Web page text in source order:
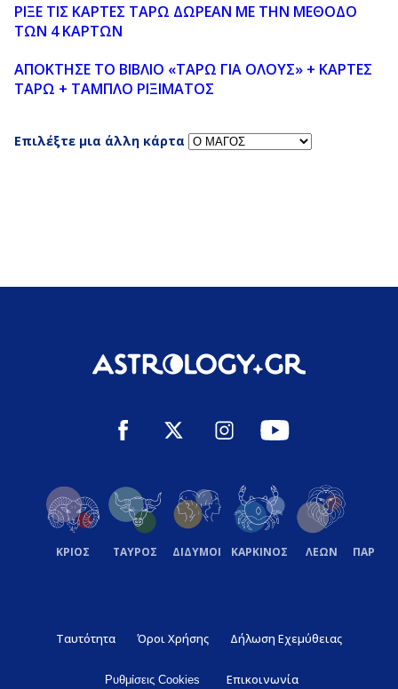
ΡΙΞΕ ΤΙΣ ΚΑΡΤΕΣ ΤΑΡΩ ΔΩΡΕΑΝ ΜΕ ΤΗΝ ΜΕΘΟΔΟ
ΤΩΝ 4 ΚΑΡΤΩΝ
ΑΠΟΚΤΗΣΕ ΤΟ ΒΙΒΛΙΟ «ΤΑΡΩ ΓΙΑ ΟΛΟΥΣ» + ΚΑΡΤΕΣ
ΤΑΡΩ + ΤΑΜΠΛΟ ΡΙΞΙΜΑΤΟΣ
Επιλέξτε μια άλλη κάρτα
ΚΡΙΟΣ ΤΑΥΡΟΣ ΔΙΔΥΜΟΙ ΚΑΡΚΙΝΟΣ ΛΕΩΝ
Ταυτότητα Όροι Χρήσης Δήλωση Εχεμύθειας
Ρυθμίσεις Cookies Επικοινωνία